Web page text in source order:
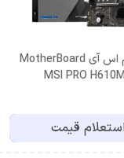
مادربرد ام اس آی MotherBoard
MSI PRO
استعلام قیمت